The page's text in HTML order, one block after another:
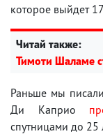
которое выйдет
Читай также:
Тимоти Шаламе
Раньше мы
Ди Каприо
спутницами до 25